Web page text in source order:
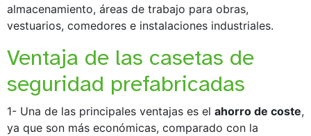
almacenamiento, áreas de trabajo para obras,
vestuarios, comedores e instalaciones industriales.
Ventaja de las casetas de
seguridad prefabricadas
1- Una de las principales ventajas es el ahorro de coste,
ya que son más económicas, comparado con la